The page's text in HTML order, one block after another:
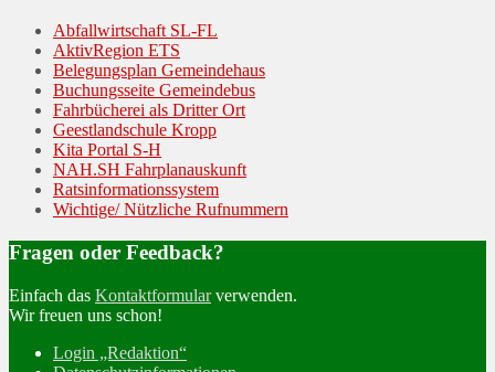
Abfallwirtschaft SL-FL
AktivRegion ETS
Belegungsplan Gemeindehaus
Buchungsseite Gemeindebus
Fahrbücherei als Dritter Ort
Geestlandschule Kropp
Kita Portal S-H
NAH.SH Fahrplanauskunft
Ratsinformationssystem
Wichtige/ Nützliche Rufnummern
Fragen oder Feedback?
Einfach das Kontaktformularverwenden.
Wir freuen uns schon!
Login „Redaktion“